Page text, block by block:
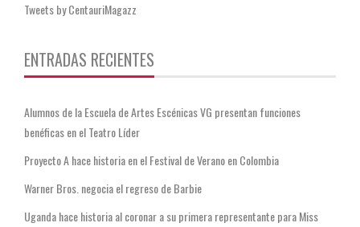
Tweets by CentauriMagazz
ENTRADAS RECIENTES
Alumnos de la Escuela de Artes Escénicas VG presentan funciones
benéficas en el Teatro Líder
Proyecto A hace historia en el Festival de Verano en Colombia
Warner Bros. negocia el regreso de Barbie
Uganda hace historia al coronar a su primera representante para Miss